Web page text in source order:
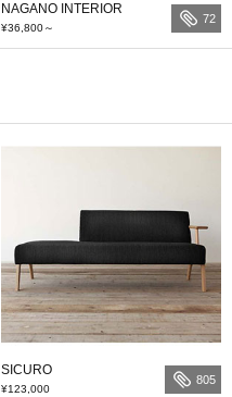
NAGANO INTERIOR
¥36,800～
72
SICURO
¥123,000
805